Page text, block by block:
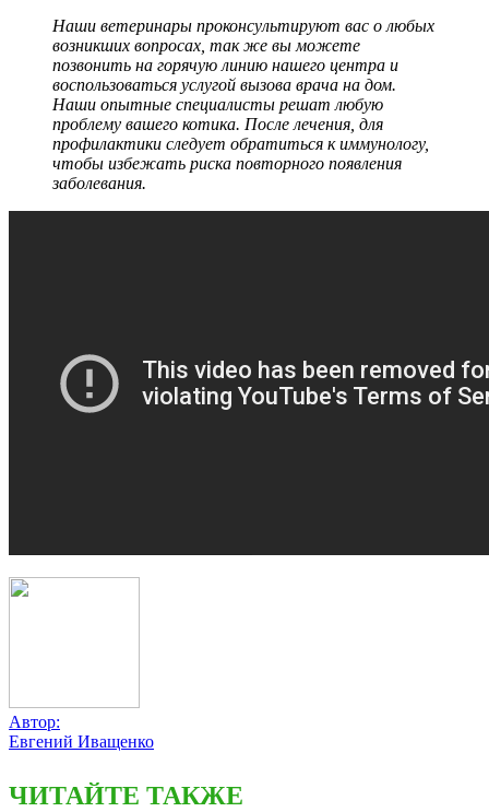
Наши ветеринары проконсультируют вас о любых
возникших вопросах, так же вы можете
позвонить на горячую линию нашего центра и
воспользоваться услугой вызова врача на дом.
Наши опытные специалисты решат любую
проблему вашего котика. После лечения, для
профилактики следует обратиться к иммунологу,
чтобы избежать риска повторного появления
заболевания.
Автор:
Евгений Иващенко
ЧИТАЙТЕ ТАКЖЕ